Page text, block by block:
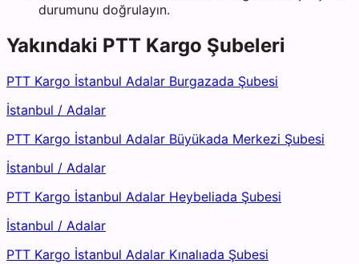
durumunu doğrulayın.
Yakındaki PTT Kargo Şubeleri
PTT Kargo İstanbul Adalar Burgazada Şubesi
İstanbul / Adalar
PTT Kargo İstanbul Adalar Büyükada Merkezi Şubesi
İstanbul / Adalar
PTT Kargo İstanbul Adalar Heybeliada Şubesi
İstanbul / Adalar
PTT Kargo İstanbul Adalar Kınalıada Şubesi